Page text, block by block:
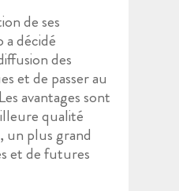
de ses
a décidé
des
et de passer au
avantages sont
qualité
un plus grand
et de futures